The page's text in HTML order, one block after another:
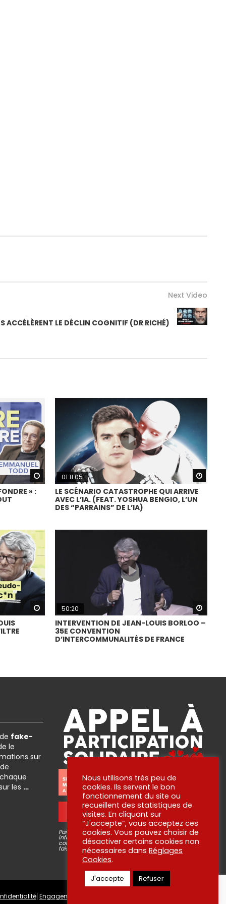
Next Video
ACCÉLÈRENT LE DÉCLIN COGNITIF (DR RICHÉ)
Watch Later
» :
01:11:05
LE SCÉNARIO CATASTROPHE QUI ARRIVE
AVEC L’IA. (FEAT. YOSHUA BENGIO, L’UN
DES “PARRAINS” DE L’IA)
Watch Later
50:20
INTERVENTION DE JEAN-LOUIS BORLOO –
35E CONVENTION
D’INTERCOMMUNALITÉS DE FRANCE
fake-
le
sur
les …
OUI ! JE PARTICIPE !
Paiement via plateforme sécurisé STRIPE, aucune
information bancaire ne passe par nous ni n’est
conservée. Pour en savoir plus sur ce que nous
faisons de vos dons, liseznos engagements!
Engagements
Nous utilisons très peu de
cookies. Ils servent le bon
fonctionnement du site ou
recueillent des statistiques de
visites. En cliquant sur
“J'accepte”, vous acceptez ces
cookies. Vous pouvez choisir de
désactiver certains cookies non
nécessaires dans Réglages
Cookies.
J'accepte Refuser